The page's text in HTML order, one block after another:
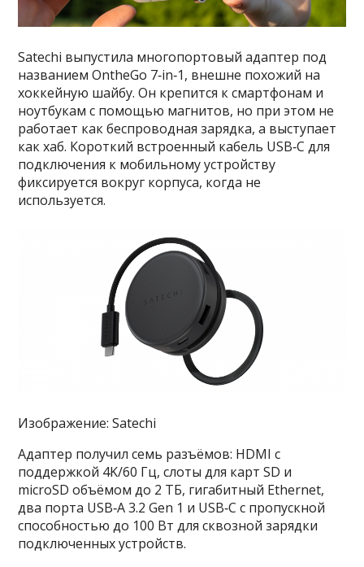
Satechi выпустила многопортовый адаптер под
названием OntheGo 7‑in‑1, внешне похожий на
хоккейную шайбу. Он крепится к смартфонам и
ноутбукам с помощью магнитов, но при этом не
работает как беспроводная зарядка, а выступает
как хаб. Короткий встроенный кабель USB‑C для
подключения к мобильному устройству
фиксируется вокруг корпуса, когда не
используется.
Изображение: Satechi
Адаптер получил семь разъёмов: HDMI с
поддержкой 4K/60 Гц, слоты для карт SD и
microSD объёмом до 2 ТБ, гигабитный Ethernet,
два порта USB‑A 3.2 Gen 1 и USB‑C с пропускной
способностью до 100 Вт для сквозной зарядки
подключенных устройств.